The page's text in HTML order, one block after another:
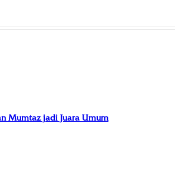
Mumtaz jadi Juara Umum